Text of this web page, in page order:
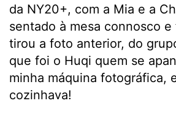
da NY20+, com a Mia e a
sentado à mesa connosco
tirou a foto anterior, do
que foi o Huqi quem se
minha máquina fotográfica,
cozinhava!